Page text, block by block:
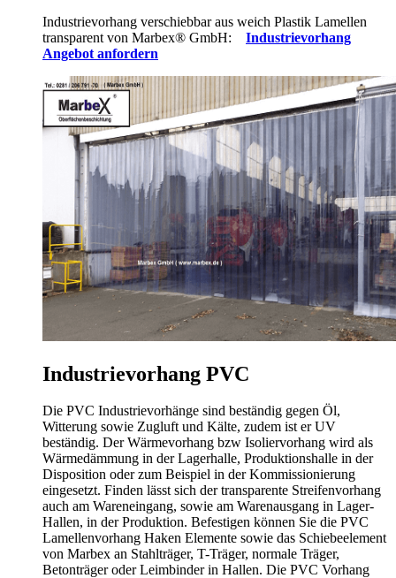
Industrievorhang verschiebbar aus weich Plastik Lamellen
transparent von Marbex® GmbH:
Industrievorhang
Angebot anfordern
Industrievorhang PVC
Die PVC Industrievorhänge sind beständig gegen Öl,
Witterung sowie Zugluft und Kälte, zudem ist er UV
beständig. Der Wärmevorhang bzw Isoliervorhang wird als
Wärmedämmung in der Lagerhalle, Produktionshalle in der
Disposition oder zum Beispiel in der Kommissionierung
eingesetzt. Finden lässt sich der transparente Streifenvorhang
auch am Wareneingang, sowie am Warenausgang in Lager-
Hallen, in der Produktion. Befestigen können Sie die PVC
Lamellenvorhang Haken Elemente sowie das Schiebeelement
von Marbex an Stahlträger, T-Träger, normale Träger,
Betonträger oder Leimbinder in Hallen. Die PVC Vorhang